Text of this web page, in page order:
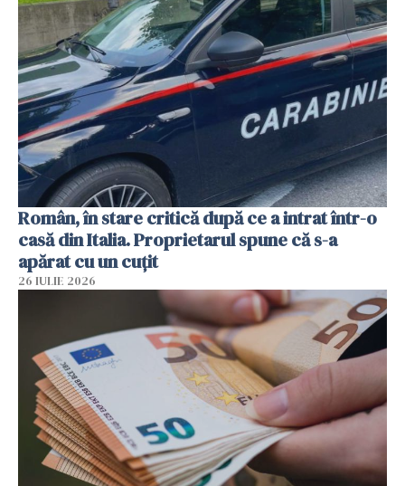
Român, în stare critică după ce a intrat într-o
casă din Italia. Proprietarul spune că s-a
apărat cu un cuțit
26 IULIE 2026